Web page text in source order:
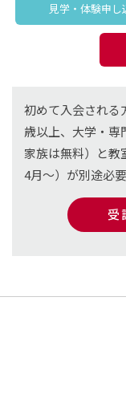
見学・体験申し
初めて入会される
歳以上、大学・専
家族は無料）と教
4月〜）が別途必要
受